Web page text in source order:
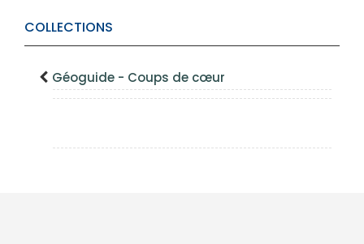
COLLECTIONS
Géoguide - Coups de cœur